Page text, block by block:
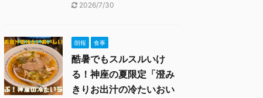
2026/7/30
朗報 食事
酷暑でもスルスルいけ
る！神座の夏限定「澄み
きりお出汁の冷たいおい